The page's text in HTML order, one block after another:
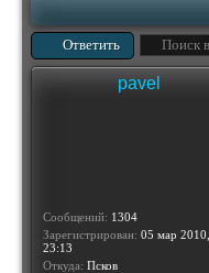
Ответить
pavel
Сообщений: 1304
Зарегистрирован: 05 мар 2010,
23:13
Откуда: Псков